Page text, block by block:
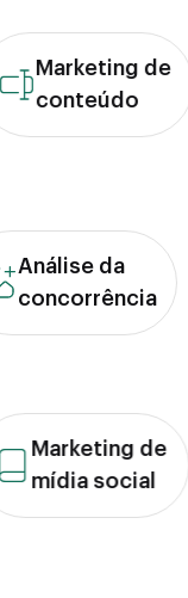
Marketing de
conteúdo
Análise da
concorrência
Marketing de
mídia social